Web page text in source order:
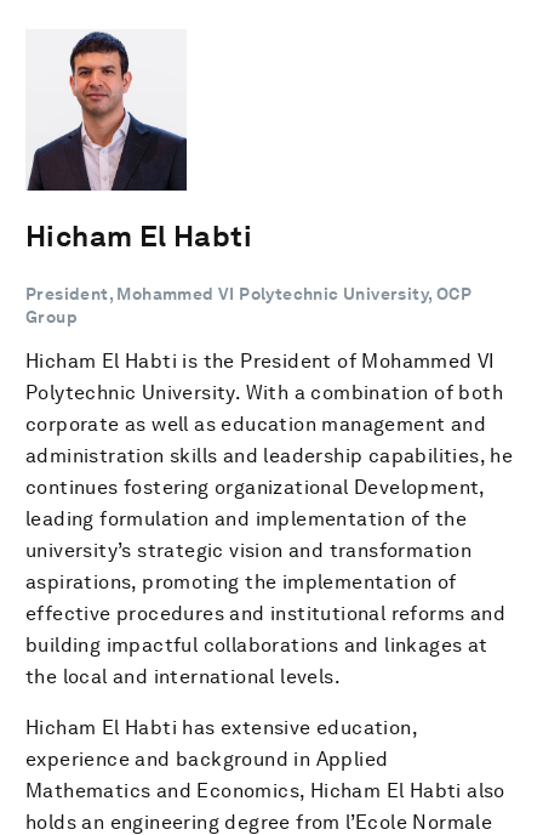
Hicham El Habti
President, Mohammed VI Polytechnic University, OCP
Group
Hicham El Habti is the President of Mohammed VI
Polytechnic University. With a combination of both
corporate as well as education management and
administration skills and leadership capabilities, he
continues fostering organizational Development,
leading formulation and implementation of the
university’s strategic vision and transformation
aspirations, promoting the implementation of
effective procedures and institutional reforms and
building impactful collaborations and linkages at
the local and international levels.
Hicham El Habti has extensive education,
experience and background in Applied
Mathematics and Economics, Hicham El Habti also
holds an engineering degree from l’Ecole Normale